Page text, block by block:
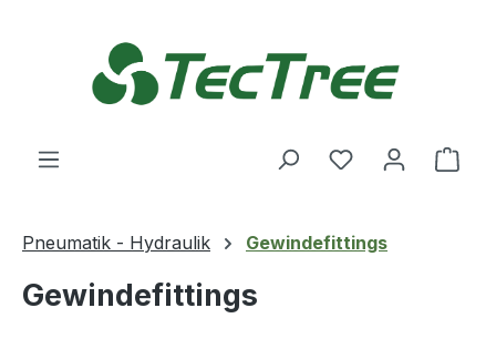
Du hast 0
Pneumatik - Hydraulik Gewindefittings
Gewindefittings